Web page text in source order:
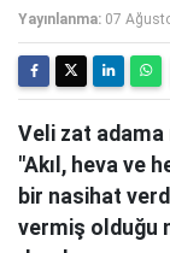
Yayınlanma: 07
Veli zat
"Akıl, heva ve
bir nasihat
vermiş olduğu